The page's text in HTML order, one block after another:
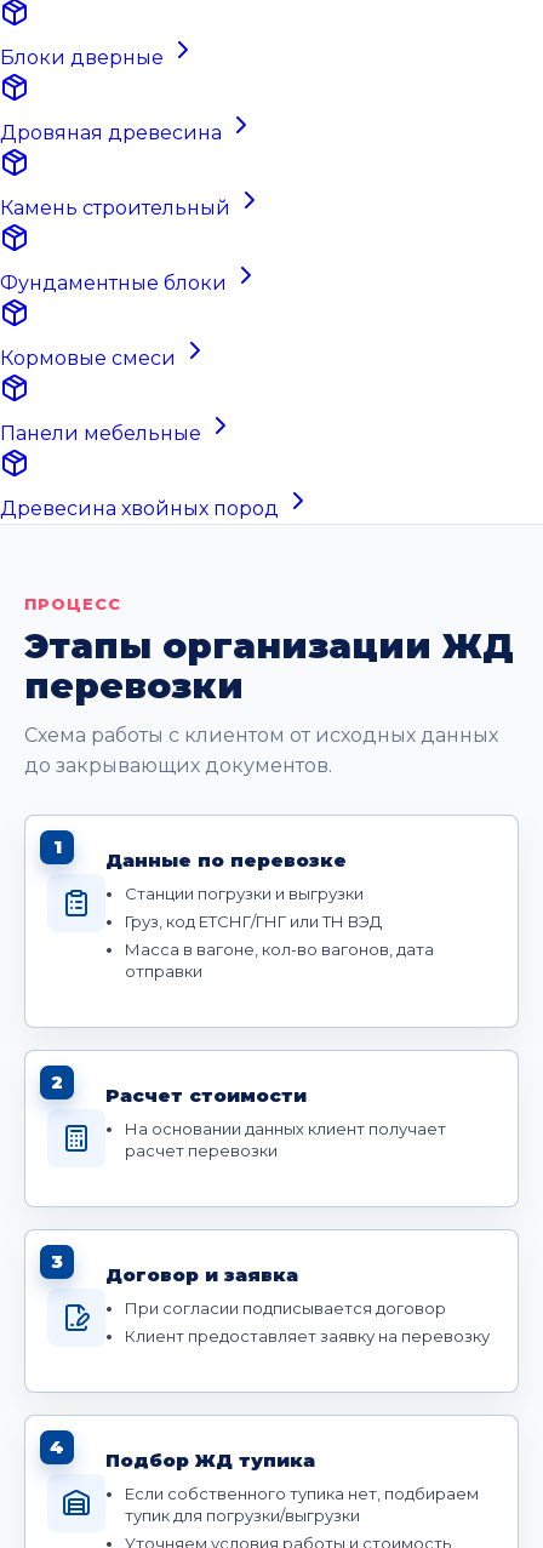
Блоки дверные
Дровяная древесина
Камень строительный
Фундаментные блоки
Кормовые смеси
Панели мебельные
Древесина хвойных пород
ПРОЦЕСС
Этапы организации ЖД
перевозки
Схема работы с клиентом от исходных данных
до закрывающих документов.
1
Данные по перевозке
Станции погрузки и выгрузки
Груз, код ЕТСНГ/ГНГ или ТН ВЭД
Масса в вагоне, кол-во вагонов, дата
отправки
2
Расчет стоимости
На основании данных клиент получает
расчет перевозки
3
Договор и заявка
При согласии подписывается договор
Клиент предоставляет заявку на перевозку
4
Подбор ЖД тупика
Если собственного тупика нет, подбираем
тупик для погрузки/выгрузки
Уточняем условия работы и стоимость